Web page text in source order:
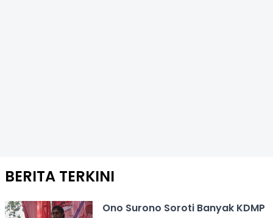
BERITA TERKINI
Ono Surono Soroti Banyak KDMP